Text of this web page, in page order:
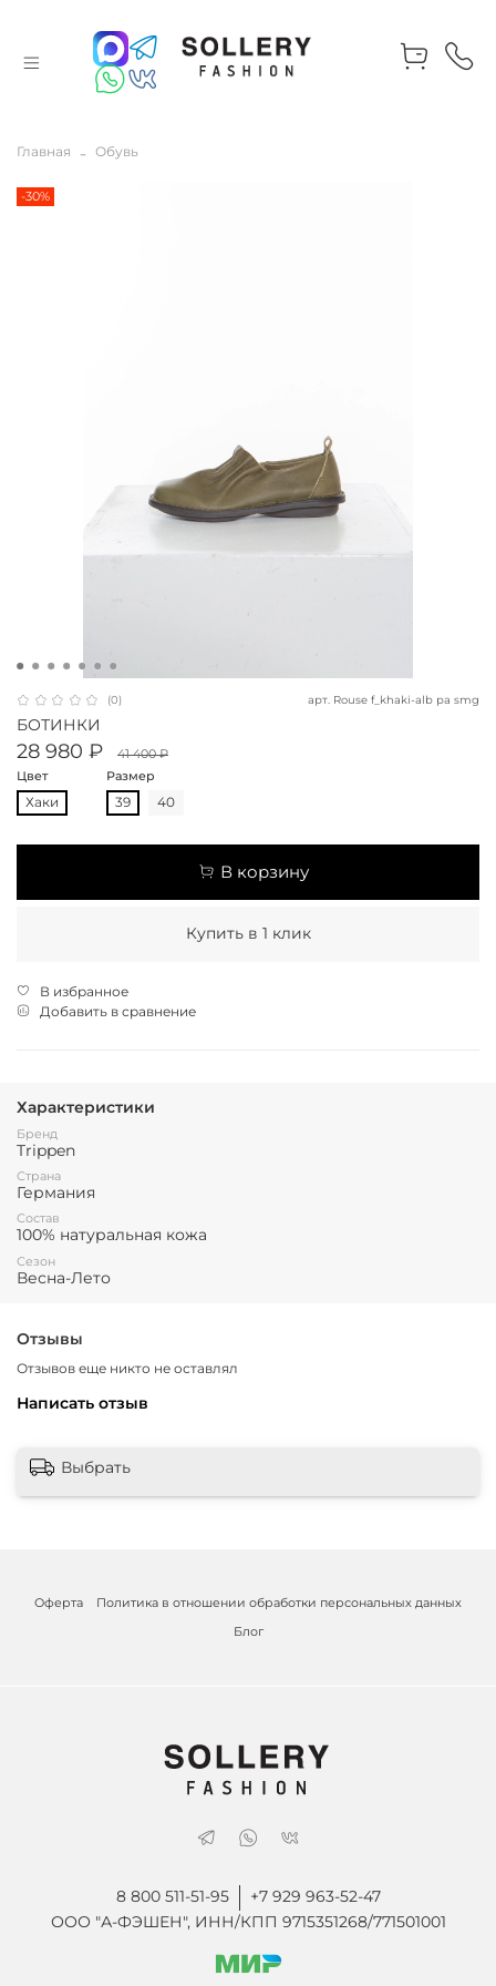
Главная Обувь
-30%
(0) арт. Rouse f_khaki-alb pa smg
БОТИНКИ
28 980 ₽
41 400 ₽
Цвет
Хаки
Размер
39 40
В корзину
Купить в 1 клик
В избранное
Добавить в сравнение
Характеристики
Бренд
Trippen
Страна
Германия
Состав
100% натуральная кожа
Сезон
Весна-Лето
Отзывы
Отзывов еще никто не оставлял
Написать отзыв
Выбрать
Оферта
Политика в отношении обработки персональных данных
Блог
8 800 511-51-95
+7 929 963-52-47
ООО "А-ФЭШЕН", ИНН/КПП 9715351268/771501001